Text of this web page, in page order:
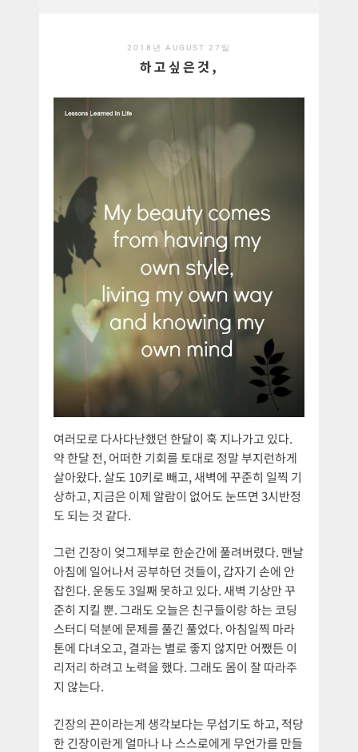
2018년 AUGUST 27일
하고싶은것,
여러모로 다사다난했던 한달이 훅 지나가고 있다.
약 한달 전, 어떠한 기회를 토대로 정말 부지런하게
살아왔다. 살도 10키로 빼고, 새벽에 꾸준히 일찍 기
상하고, 지금은 이제 알람이 없어도 눈뜨면 3시반정
도 되는 것 같다.
그런 긴장이 엊그제부로 한순간에 풀려버렸다. 맨날
아침에 일어나서 공부하던 것들이, 갑자기 손에 안
잡힌다. 운동도 3일째 못하고 있다. 새벽 기상만 꾸
준히 지킬 뿐. 그래도 오늘은 친구들이랑 하는 코딩
스터디 덕분에 문제를 풀긴 풀었다. 아침일찍 마라
톤에 다녀오고, 결과는 별로 좋지 않지만 어쨌든 이
리저리 하려고 노력을 했다. 그래도 몸이 잘 따라주
지 않는다.
긴장의 끈이라는게 생각보다는 무섭기도 하고, 적당
한 긴장이란게 얼마나 나 스스로에게 무언가를 만들